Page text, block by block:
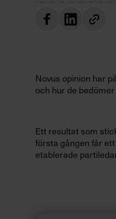
Novus opinion har
och hur de
Ett resultat som
första gången får
etablerade